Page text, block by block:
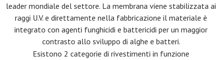
leader mondiale del settore. La membrana viene stabilizzata ai
raggi U.V. e direttamente nella fabbricazione il materiale è
integrato con agenti funghicidi e battericidi per un maggior
contrasto allo sviluppo di alghe e batteri.
Esistono 2 categorie di rivestimenti in funzione